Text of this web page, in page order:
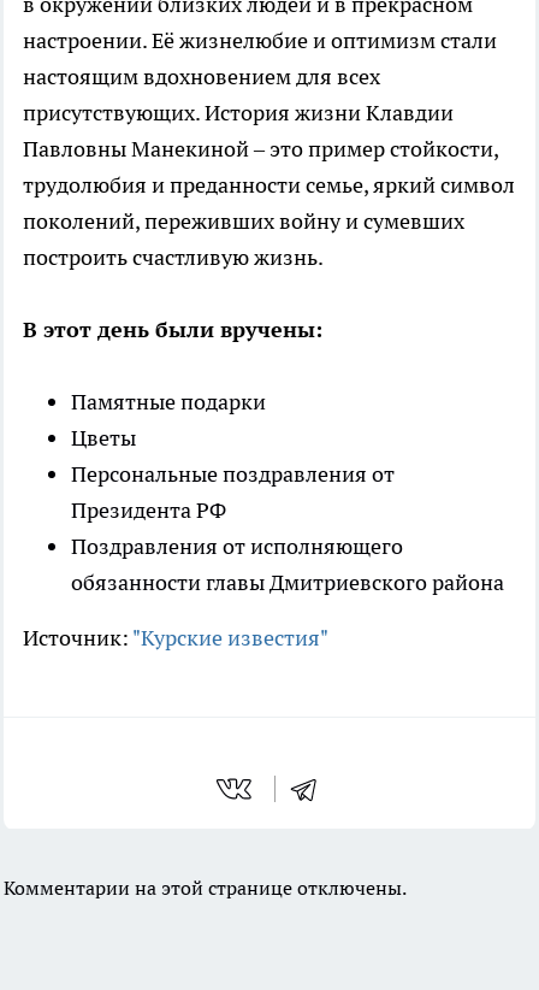
настроении. Её жизнелюбие и оптимизм стали
настоящим вдохновением для всех
присутствующих. История жизни Клавдии
Павловны Манекиной – это пример стойкости,
трудолюбия и преданности семье, яркий символ
поколений, переживших войну и сумевших
построить счастливую жизнь.
В этот день были вручены:
Памятные подарки
Цветы
Персональные поздравления от
Президента РФ
Поздравления от исполняющего
обязанности главы Дмитриевского района
Источник: "Курские известия"
Комментарии на этой странице отключены.